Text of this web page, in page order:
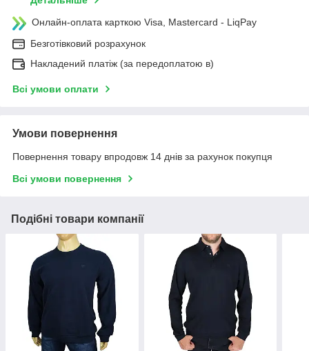
Онлайн-оплата карткою Visa, Mastercard - LiqPay
Безготівковий розрахунок
Накладений платіж (за передоплатою в)
Всі умови оплати
Умови повернення
Повернення товару впродовж 14 днів за рахунок покупця
Всі умови повернення
Подібні товари компанії